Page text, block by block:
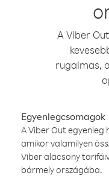
A Viber
rugalmas,
Egyenlegcsomagok
A Viber Out egyenleg
amikor valamilyen
Viber alacsony
bármely országába.